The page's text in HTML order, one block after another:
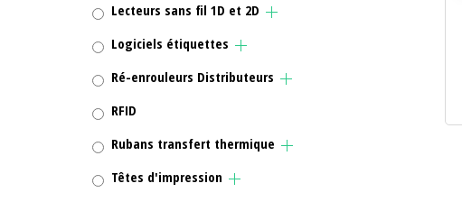
Lecteurs sans fil 1D et 2D
Logiciels étiquettes
Ré-enrouleurs Distributeurs
RFID
Rubans transfert thermique
Têtes d'impression